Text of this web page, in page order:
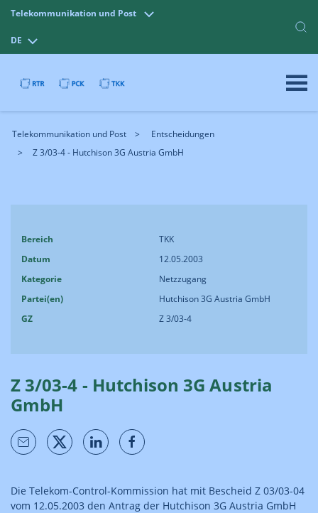
Telekommunikation und Post
DE
Telekommunikation und Post
Entscheidungen
Z 3/03-4 - Hutchison 3G Austria GmbH
Bereich
TKK
Datum
12.05.2003
Kategorie
Netzzugang
Partei(en)
Hutchison 3G Austria GmbH
GZ
Z 3/03-4
Z 3/03-4 - Hutchison 3G Austria
GmbH
Die Telekom-Control-Kommission hat mit Bescheid Z 03/03-04
vom 12.05.2003 den Antrag der Hutchison 3G Austria GmbH